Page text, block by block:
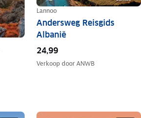
Lannoo
Andersweg Reisgids
Albanië
24,99
Verkoop doorANWB